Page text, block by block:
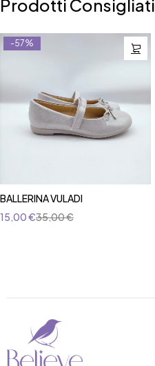
Prodotti Consigliati
-57%
BALLERINA VULADI
35,00€
15,00€